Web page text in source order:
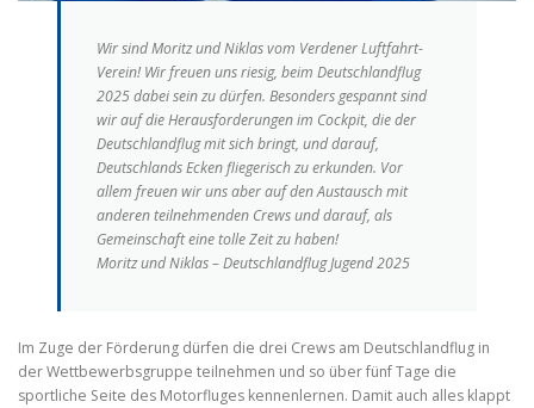
Wir sind Moritz und Niklas vom Verdener Luftfahrt-
Verein! Wir freuen uns riesig, beim Deutschlandflug
2025 dabei sein zu dürfen. Besonders gespannt sind
wir auf die Herausforderungen im Cockpit, die der
Deutschlandflug mit sich bringt, und darauf,
Deutschlands Ecken fliegerisch zu erkunden. Vor
allem freuen wir uns aber auf den Austausch mit
anderen teilnehmenden Crews und darauf, als
Gemeinschaft eine tolle Zeit zu haben!
Moritz und Niklas – Deutschlandflug Jugend 2025
Im Zuge der Förderung dürfen die drei Crews am Deutschlandflug in
der Wettbewerbsgruppe teilnehmen und so über fünf Tage die
sportliche Seite des Motorfluges kennenlernen. Damit auch alles klappt